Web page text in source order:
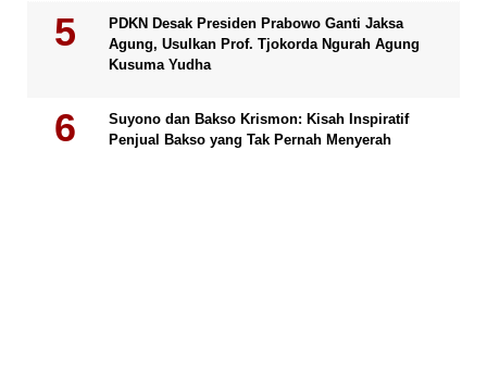
PDKN Desak Presiden Prabowo Ganti Jaksa
Agung, Usulkan Prof. Tjokorda Ngurah Agung
Kusuma Yudha
Suyono dan Bakso Krismon: Kisah Inspiratif
Penjual Bakso yang Tak Pernah Menyerah